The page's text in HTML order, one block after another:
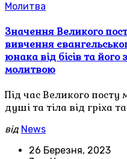
Молитва
Значення Великого
вивчення
юнака від бісів та його
молитвою
Під час Великого посту
душі та тіла від гріха
від News
26 Березня, 2023